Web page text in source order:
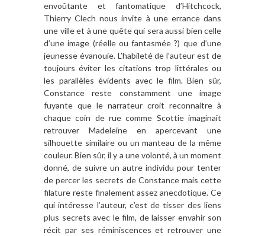
envoûtante et fantomatique d’Hitchcock,
Thierry Clech nous invite à une errance dans
une ville et à une quête qui sera aussi bien celle
d’une image (réelle ou fantasmée ?) que d’une
jeunesse évanouie. L’habileté de l’auteur est de
toujours éviter les citations trop littérales ou
les parallèles évidents avec le film. Bien sûr,
Constance reste constamment une image
fuyante que le narrateur croit reconnaitre à
chaque coin de rue comme Scottie imaginait
retrouver Madeleine en apercevant une
silhouette similaire ou un manteau de la même
couleur. Bien sûr, il y a une volonté, à un moment
donné, de suivre un autre individu pour tenter
de percer les secrets de Constance mais cette
filature reste finalement assez anecdotique. Ce
qui intéresse l’auteur, c’est de tisser des liens
plus secrets avec le film, de laisser envahir son
récit par ses réminiscences et retrouver une